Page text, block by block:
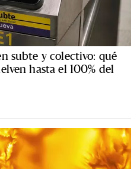
subte y colectivo: qué
hasta el 100% del